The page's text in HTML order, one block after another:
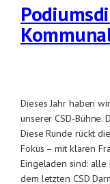
Dieses Jahr haben
unserer CSD-Bühne.
Diese Runde rückt
Fokus – mit klaren
Eingeladen sind:
dem letzten CSD